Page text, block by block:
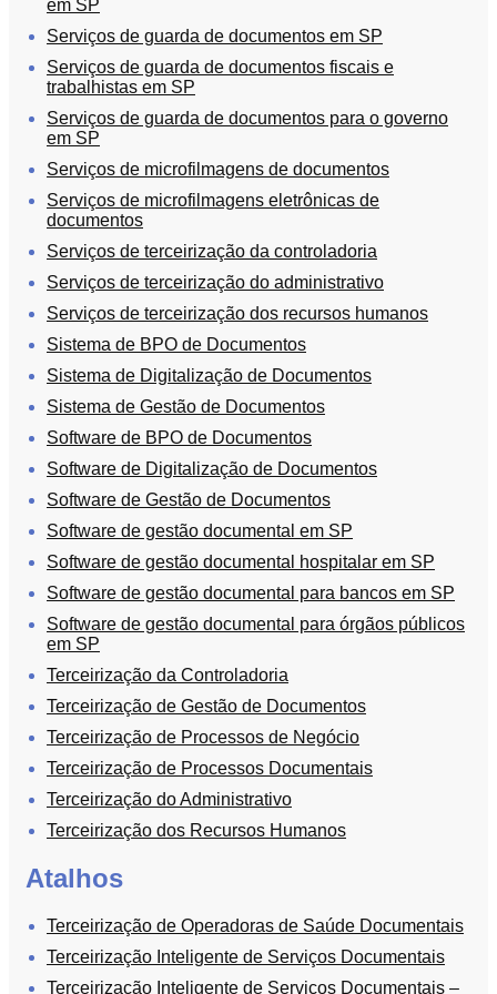
em SP
Serviços de guarda de documentos em SP
Serviços de guarda de documentos fiscais e
trabalhistas em SP
Serviços de guarda de documentos para o governo
em SP
Serviços de microfilmagens de documentos
Serviços de microfilmagens eletrônicas de
documentos
Serviços de terceirização da controladoria
Serviços de terceirização do administrativo
Serviços de terceirização dos recursos humanos
Sistema de BPO de Documentos
Sistema de Digitalização de Documentos
Sistema de Gestão de Documentos
Software de BPO de Documentos
Software de Digitalização de Documentos
Software de Gestão de Documentos
Software de gestão documental em SP
Software de gestão documental hospitalar em SP
Software de gestão documental para bancos em SP
Software de gestão documental para órgãos públicos
em SP
Terceirização da Controladoria
Terceirização de Gestão de Documentos
Terceirização de Processos de Negócio
Terceirização de Processos Documentais
Terceirização do Administrativo
Terceirização dos Recursos Humanos
Atalhos
Terceirização de Operadoras de Saúde Documentais
Terceirização Inteligente de Serviços Documentais
Terceirização Inteligente de Serviços Documentais –